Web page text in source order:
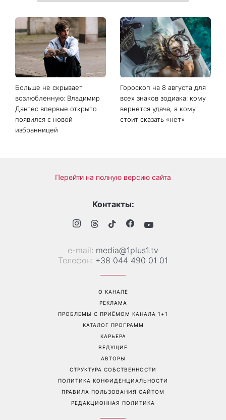
Когда нет кондиционера: 3
простых способа охладить
квартиру в жару
Погода резко изменится в
выходные: в каких
областях Украины пройдут
ливни с градом
возлюбленную: Владимир
Дантес впервые открыто
всех знаков зодиака: кому
вернется удача, а кому
стоит сказать «нет»